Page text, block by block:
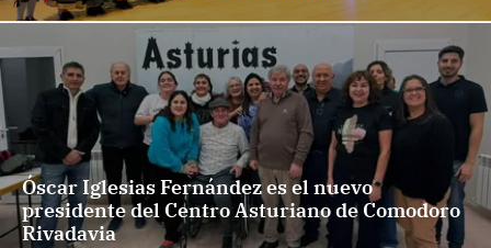
Óscar Iglesias Fernández es el nuevo
presidente del Centro Asturiano de Comodoro
Rivadavia